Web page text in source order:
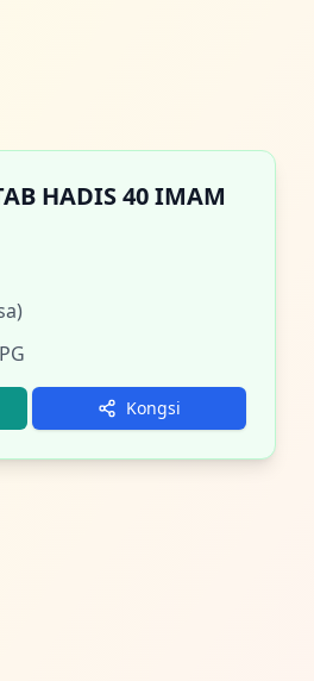
HADIS 40 IMAM
Kongsi